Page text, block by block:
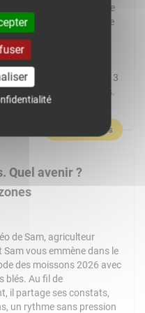
affiche une croissance
Elle transforme plus de
légumes différents et
ses ventes en GMS.
Émincés de Pontchâteau
cette année dépasser les 3
et légumes transformés.
[…]
En savoir plus
Quel avenir ?
de Sam, agriculteur
Sam vous emmène dans le
des moissons 2026 avec
blés. Au fil de
il partage ses constats,
un rythme sans pression